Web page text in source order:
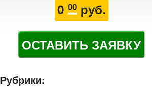
0 00руб.
ОСТАВИТЬ ЗАЯВКУ
Рубрики: